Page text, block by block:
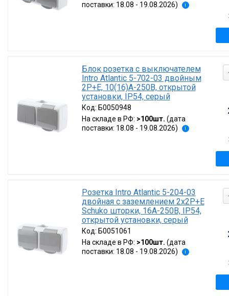
поставки: 18.08 - 19.08.2026)
i
Блок розетка с выключателем
Intro Atlantic 5-702-03 двойным
2P+E, 10(16)А-250В, открытой
установки, IP54, серый
Код: Б0050948
На складе в РФ: >100шт. (дата
поставки: 18.08 - 19.08.2026)
i
Розетка Intro Atlantic 5-204-03
двойная с заземлением 2х2P+E
Schuko шторки, 16А-250В, IP54,
открытой установки, серый
Код: Б0051061
На складе в РФ: >100шт. (дата
поставки: 18.08 - 19.08.2026)
i